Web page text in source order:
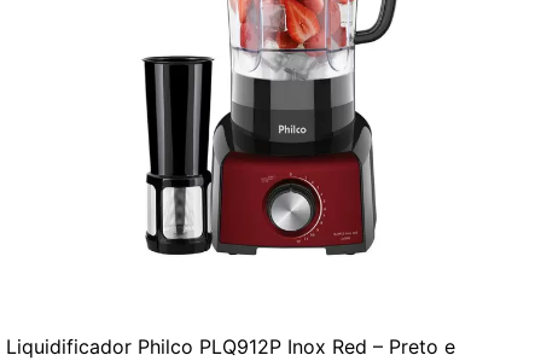
Liquidificador Philco PLQ912P Inox Red – Preto e